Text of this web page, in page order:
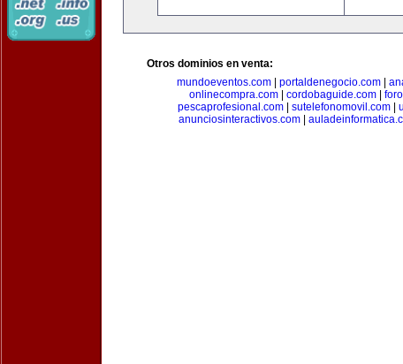
Otros dominios en venta:
mundoeventos.com| portaldenegocio.com|
onlinecompra.com| cordobaguide.com|
pescaprofesional.com| sutelefonomovil.com|
anunciosinteractivos.com|